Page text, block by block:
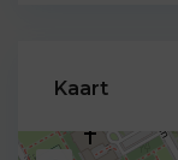
Kaart